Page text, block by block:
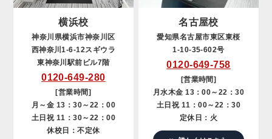
横浜校
神奈川県横浜市神奈川区
西神奈川1-6-12スギウラ
東神奈川駅前ビル7階
0120-649-280
[営業時間]
月～金 13：30～22：00
土日祝 11：30～22：00
休校日：不定休
名古屋校
愛知県名古屋市東区東桜
1-10-35-602号
0120-649-758
[営業時間]
月水木金 13：00～22：30
土日祝 11：00～22：30
定休日：火